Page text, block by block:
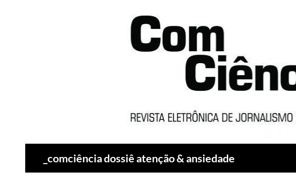
_comciência dossiê atenção & ansiedade